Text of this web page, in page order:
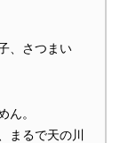
、さつまい
ん。
まるで天の川